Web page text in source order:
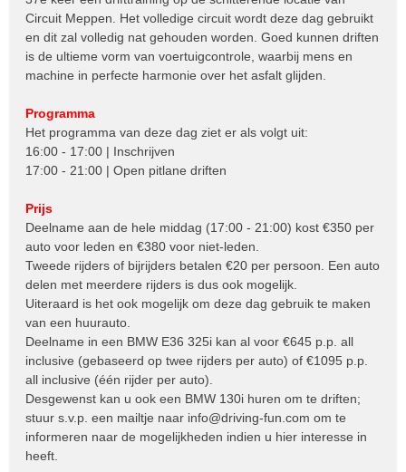
Circuit Meppen. Het volledige circuit wordt deze dag gebruikt
en dit zal volledig nat gehouden worden. Goed kunnen driften
is de ultieme vorm van voertuigcontrole, waarbij mens en
machine in perfecte harmonie over het asfalt glijden.
Programma
Het programma van deze dag ziet er als volgt uit:
16:00 - 17:00 | Inschrijven
17:00 - 21:00 | Open pitlane driften
Prijs
Deelname aan de hele middag (17:00 - 21:00) kost €350 per
auto voor leden en €380 voor niet-leden.
Tweede rijders of bijrijders betalen €20 per persoon. Een auto
delen met meerdere rijders is dus ook mogelijk.
Uiteraard is het ook mogelijk om deze dag gebruik te maken
van een huurauto.
Deelname in een BMW E36 325i kan al voor €645 p.p. all
inclusive (gebaseerd op twee rijders per auto) of €1095 p.p.
all inclusive (één rijder per auto).
Desgewenst kan u ook een BMW 130i huren om te driften;
stuur s.v.p. een mailtje naar info@driving-fun.com om te
informeren naar de mogelijkheden indien u hier interesse in
heeft.